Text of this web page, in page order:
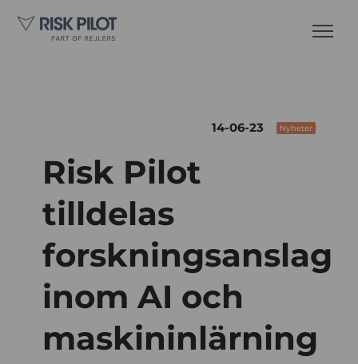
14-06-23 Nyheter
Risk Pilot
tilldelas
forskningsanslag
inom AI och
maskininlärning